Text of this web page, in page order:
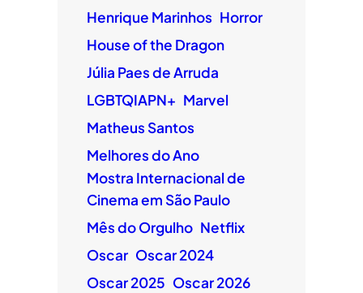
Henrique Marinhos Horror
House of the Dragon
Júlia Paes de Arruda
LGBTQIAPN+ Marvel
Matheus Santos
Melhores do Ano
Mostra Internacional de
Cinema em São Paulo
Mês do Orgulho Netflix
Oscar Oscar 2024
Oscar 2025 Oscar 2026